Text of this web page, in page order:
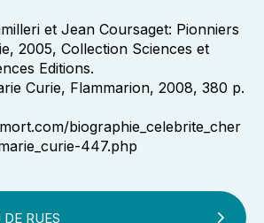
et Jean Coursaget: Pionniers
2005, Collection Sciences et
Editions.
Curie, Flammarion, 2008, 380 p.
biographie_celebrite_cher
447.php
RUES